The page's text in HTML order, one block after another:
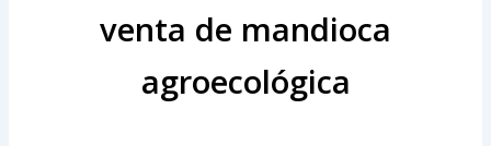
venta de mandioca
agroecológica